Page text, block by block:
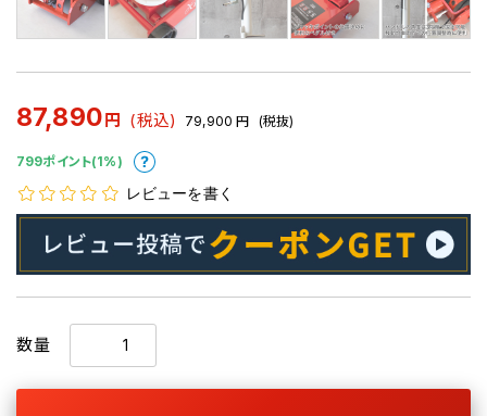
87,890 円 (税込) 79,900 円 (税抜)
799ポイント(1%)
レビューを書く
数量